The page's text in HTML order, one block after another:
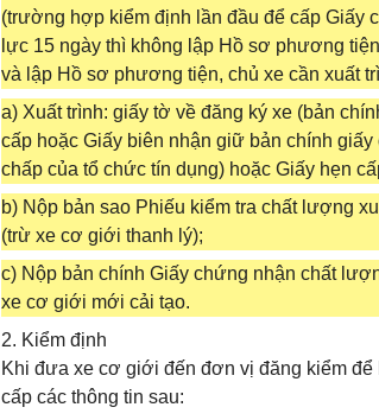
(trường hợp kiểm định lần đầu để cấp Giấy
lực 15 ngày thì không lập Hồ sơ phương
và lập Hồ sơ phương tiện, chủ xe cần xuất
a) Xuất trình: giấy tờ về đăng ký xe (bản
cấp hoặc Giấy biên nhận giữ bản chính
chấp của tổ chức tín dụng) hoặc Giấy hẹn
b) Nộp bản sao Phiếu kiểm tra chất lượng
(trừ xe cơ giới thanh lý);
c) Nộp bản chính Giấy chứng nhận chất
xe cơ giới mới cải tạo.
2. Kiểm định
Khi đưa xe cơ giới đến đơn vị đăng kiểm
cấp các thông tin sau: